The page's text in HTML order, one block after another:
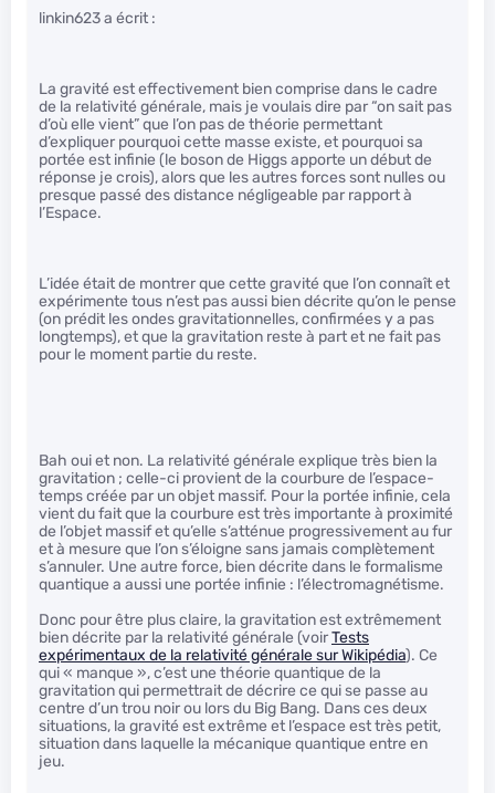
linkin623 a écrit :
La gravité est effectivement bien comprise dans le cadre
de la relativité générale, mais je voulais dire par “on sait pas
d’où elle vient” que l’on pas de théorie permettant
d’expliquer pourquoi cette masse existe, et pourquoi sa
portée est infinie (le boson de Higgs apporte un début de
réponse je crois), alors que les autres forces sont nulles ou
presque passé des distance négligeable par rapport à
l’Espace.
L’idée était de montrer que cette gravité que l’on connaît et
expérimente tous n’est pas aussi bien décrite qu’on le pense
(on prédit les ondes gravitationnelles, confirmées y a pas
longtemps), et que la gravitation reste à part et ne fait pas
pour le moment partie du reste.
Bah oui et non. La relativité générale explique très bien la
gravitation ; celle-ci provient de la courbure de l’espace-
temps créée par un objet massif. Pour la portée infinie, cela
vient du fait que la courbure est très importante à proximité
de l’objet massif et qu’elle s’atténue progressivement au fur
et à mesure que l’on s’éloigne sans jamais complètement
s’annuler. Une autre force, bien décrite dans le formalisme
quantique a aussi une portée infinie : l’électromagnétisme.
Donc pour être plus claire, la gravitation est extrêmement
bien décrite par la relativité générale (voirTests
expérimentaux de la relativité générale sur Wikipédia). Ce
qui « manque », c’est une théorie quantique de la
gravitation qui permettrait de décrire ce qui se passe au
centre d’un trou noir ou lors du Big Bang. Dans ces deux
situations, la gravité est extrême et l’espace est très petit,
situation dans laquelle la mécanique quantique entre en
jeu.